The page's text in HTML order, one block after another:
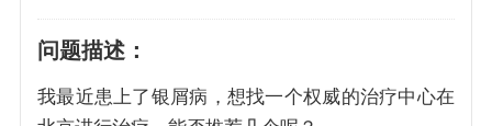
问题描述：
我最近患上了银屑病，想找一个权威的治疗中心在